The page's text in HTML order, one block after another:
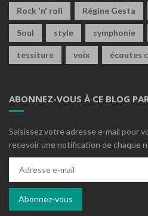
Rock 'n' roll Régine Gesta
Soul style symphonie
tessiture voix écoutes
ABONNEZ-VOUS À CE BLOG
Saisissez votre adresse e-mail pour
recevoir une notification de chaque
mail
Abonnez-vous